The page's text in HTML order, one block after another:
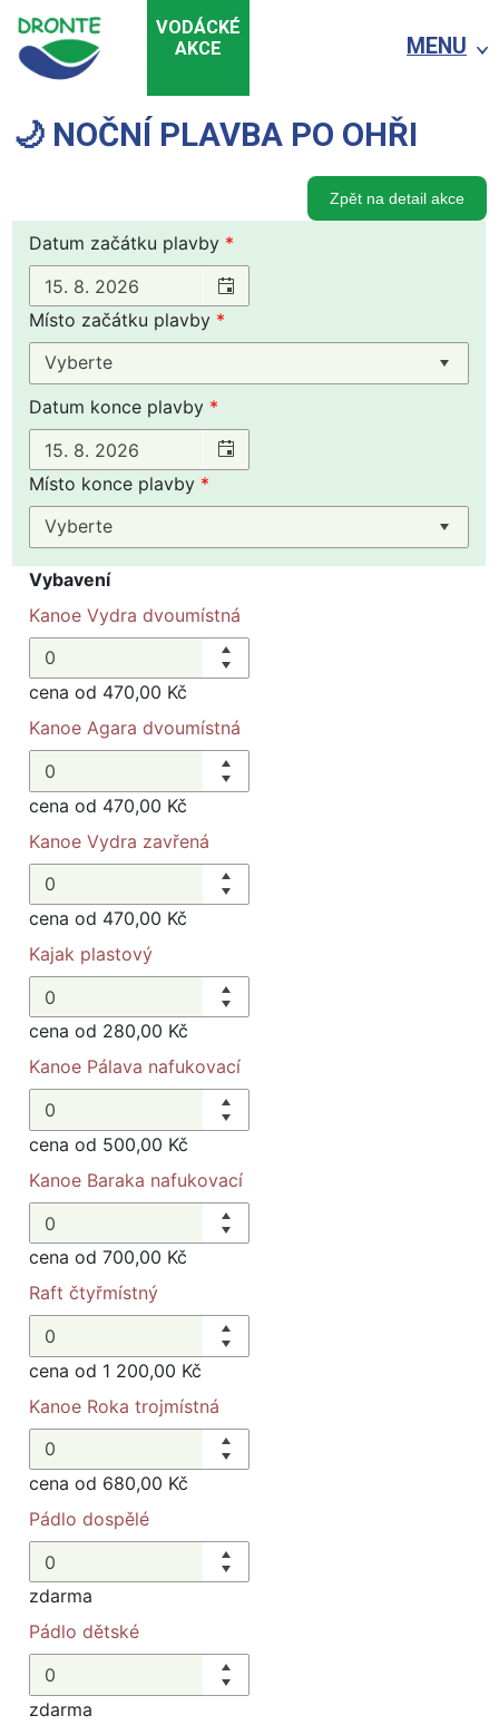
VODÁCKÉ
AKCE
MENU
🌙 NOČNÍ PLAVBA PO OHŘI
Zpět na detail akce